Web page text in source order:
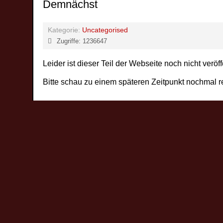
Demnächst
Kategorie: Uncategorised
Zugriffe: 1236647
Leider ist dieser Teil der Webseite noch nicht
Bitte schau zu einem späteren Zeitpunkt nochmal